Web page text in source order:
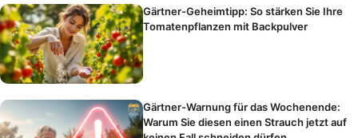
Gärtner-Geheimtipp: So stärken Sie Ihre
Tomatenpflanzen mit Backpulver
Gärtner-Warnung für das Wochenende:
Warum Sie diesen einen Strauch jetzt auf